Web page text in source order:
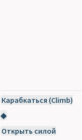
Карабкаться (Climb)
◆
Открыть силой